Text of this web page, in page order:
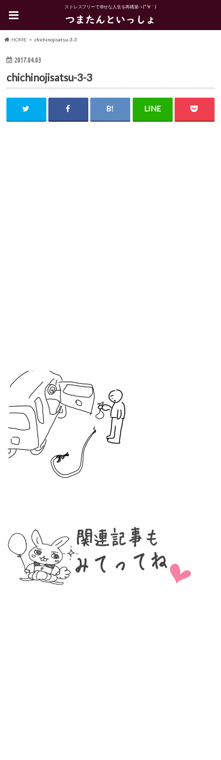
ストレスフリーで幸せな人生を再構築ヽ(*´∀｀)
HOME chichinojisatsu-3-3
2017.04.03
chichinojisatsu-3-3